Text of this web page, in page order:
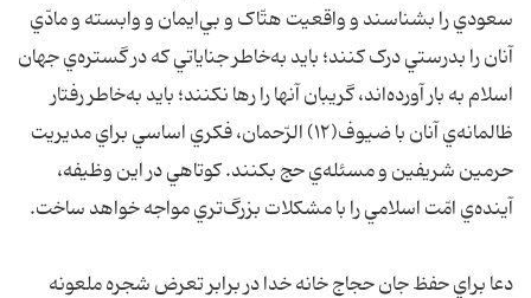
سعودي را بشناسند و واقعيت هتّاک و بي‌ايمان و وابسته و مادّي
آنان را بدرستي درک کنند؛ بايد به‌خاطر جناياتي که در گستره‌ي جهان
اسلام به بار آورده‌اند، گريبان آنها را رها نکنند؛ بايد به‌خاطر رفتار
ظالمانه‌ي آنان با ضيوف(۱۲) الرّحمان، فکري اساسي براي مديريت
حرمين شريفين و مسئله‌ي حج بکنند. کوتاهي در اين وظيفه،
آينده‌ي امّت اسلامي را با مشکلات بزرگ‌تري مواجه خواهد ساخت.
دعا براي حفظ جان حجاج خانه خدا در برابر تعرض شجره ملعونه